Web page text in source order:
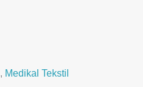
Medikal Tekstil